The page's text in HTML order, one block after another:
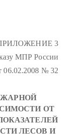
3
МПР России
06.02.2008 № 32
ОТ
ЛЕСОВ И